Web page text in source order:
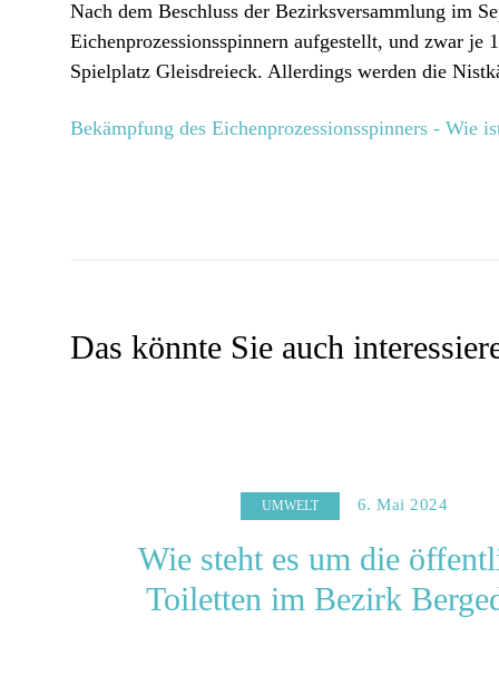
Nach dem Beschluss der Bezirksversammlung im
Eichenprozessionsspinnern aufgestellt, und zwar je
Spielplatz Gleisdreieck. Allerdings werden die
Bekämpfung des Eichenprozessionsspinners - Wie
Das könnte Sie auch
UMWELT 6. Mai 2024
Wie steht es um die
Toiletten im Bezirk